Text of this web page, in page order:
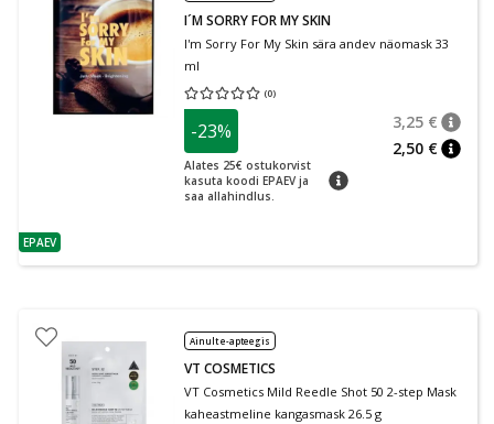
nõuanne
EPAEV
I´M SORRY FOR MY SKIN
I'm Sorry For My Skin sära andev näomask 33
ml
(0)
Keskmine hinnang 0.00
-23%
Alates 25€ ostukorvist
kasuta koodi EPAEV ja
saa allahindlus.
nõuanne
3,25 €
2,50 €
Ainult e-apteegis
VT COSMETICS
VT Cosmetics Mild Reedle Shot 50 2-step Mask
kaheastmeline kangasmask 26.5 g